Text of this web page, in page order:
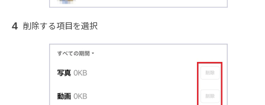
削除する項目を選択